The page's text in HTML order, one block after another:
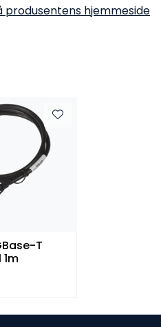
produsentens hjemmeside
T